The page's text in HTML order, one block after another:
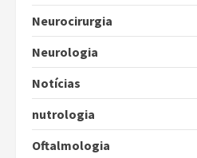
Neurocirurgia
Neurologia
Notícias
nutrologia
Oftalmologia